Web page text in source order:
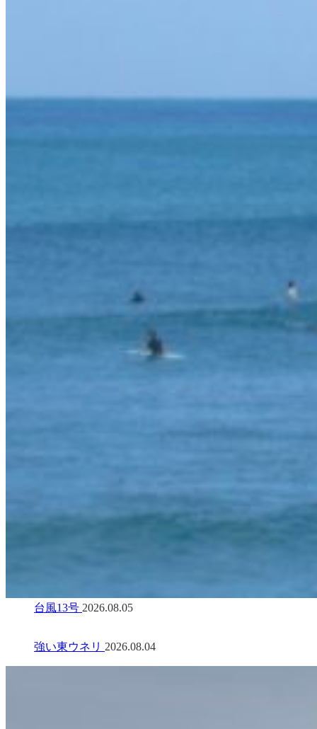
台風13号 2026.08.05
強い東ウネリ 2026.08.04